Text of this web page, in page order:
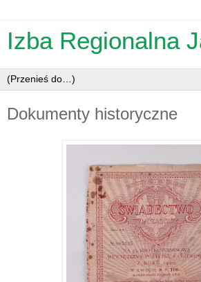
Izba Regionalna
Dokumenty historyczne